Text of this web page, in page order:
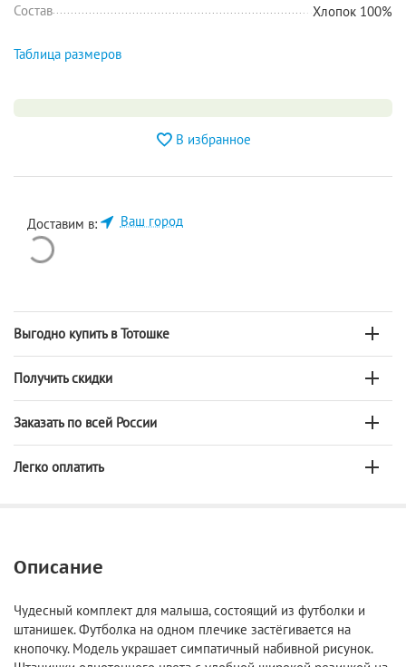
Состав
Хлопок 100%
Таблица размеров
В избранное
Доставим в: Ваш город
Выгодно купить в Тотошке
Получить скидки
Заказать по всей России
Легко оплатить
Описание
Чудесный комплект для малыша, состоящий из футболки и
штанишек. Футболка на одном плечике застёгивается на
кнопочку. Модель украшает симпатичный набивной рисунок.